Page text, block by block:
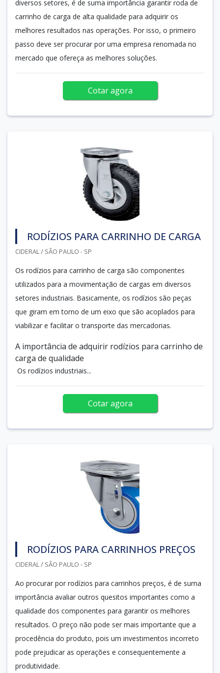
diversos setores, é de suma importância garantir roda de
carrinho de carga de alta qualidade para adquirir os
melhores resultados nas operações. Por isso, o primeiro
passo deve ser procurar por uma empresa renomada no
mercado que ofereça as melhores soluções.
Cotar agora
RODÍZIOS PARA CARRINHO DE CARGA
CIDERAL / SÃO PAULO - SP
Os rodízios para carrinho de carga são componentes
utilizados para a movimentação de cargas em diversos
setores industriais. Basicamente, os rodízios são peças
que giram em torno de um eixo que são acoplados para
viabilizar e facilitar o transporte das mercadorias.
A importância de adquirir rodízios para carrinho de
carga de qualidade
Os rodízios industriais...
Cotar agora
RODÍZIOS PARA CARRINHOS PREÇOS
CIDERAL / SÃO PAULO - SP
Ao procurar por rodízios para carrinhos preços, é de suma
importância avaliar outros quesitos importantes como a
qualidade dos componentes para garantir os melhores
resultados. O preço não pode ser mais importante que a
procedência do produto, pois um investimentos incorreto
pode prejudicar as operações e consequentemente a
produtividade.